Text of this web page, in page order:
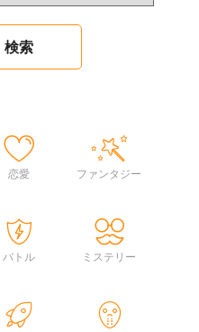
恋愛 ファンタジー
バトル ミステリー